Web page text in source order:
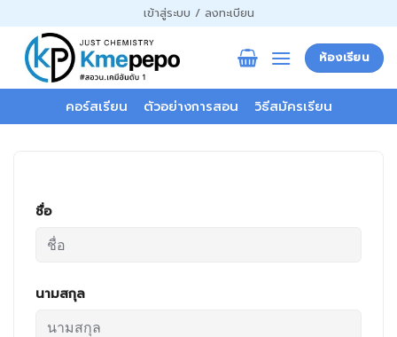
ไป
เนื้อหา
เข้าสู่ระบบ / ลงทะเบียน
ห้องเรียน
คอร์สเรียน ตัวอย่างการสอน วิธีสมัครเรียน
ชื่อ
นามสกุล